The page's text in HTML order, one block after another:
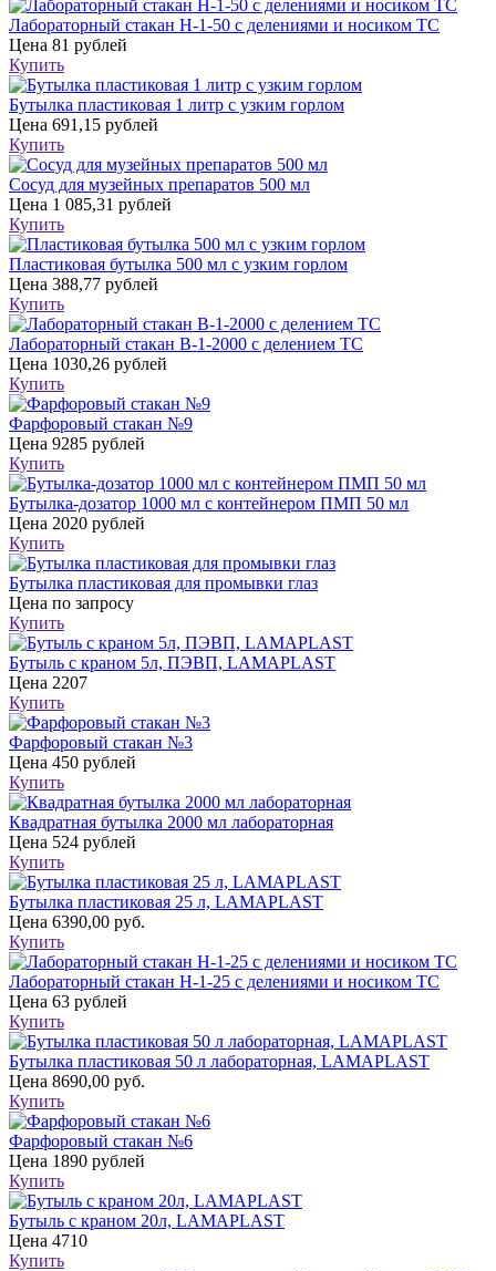
Лабораторный стакан Н-1-50 с делениями и носиком ТС
Цена 81 рублей
Купить
Бутылка пластиковая 1 литр с узким горлом
Цена 691,15 рублей
Купить
Сосуд для музейных препаратов 500 мл
Цена 1 085,31 рублей
Купить
Пластиковая бутылка 500 мл с узким горлом
Цена 388,77 рублей
Купить
Лабораторный стакан В-1-2000 с делением ТС
Цена 1030,26 рублей
Купить
Фарфоровый стакан №9
Цена 9285 рублей
Купить
Бутылка-дозатор 1000 мл с контейнером ПМП 50 мл
Цена 2020 рублей
Купить
Бутылка пластиковая для промывки глаз
Цена по запросу
Купить
Бутыль с краном 5л, ПЭВП, LAMAPLAST
Цена 2207
Купить
Фарфоровый стакан №3
Цена 450 рублей
Купить
Квадратная бутылка 2000 мл лабораторная
Цена 524 рублей
Купить
Бутылка пластиковая 25 л, LAMAPLAST
Цена 6390,00 руб.
Купить
Лабораторный стакан Н-1-25 с делениями и носиком ТС
Цена 63 рублей
Купить
Бутылка пластиковая 50 л лабораторная, LAMAPLAST
Цена 8690,00 руб.
Купить
Фарфоровый стакан №6
Цена 1890 рублей
Купить
Бутыль с краном 20л, LAMAPLAST
Цена 4710
Купить